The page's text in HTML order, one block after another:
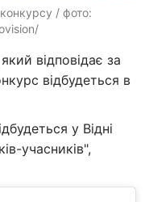
/ фото:
відповідає за
відбудеться в
у Відні
учасників",